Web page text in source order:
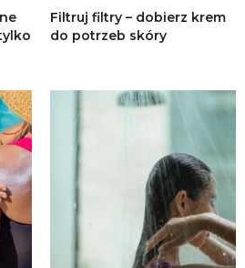
Filtruj filtry – dobierz krem
do potrzeb skóry